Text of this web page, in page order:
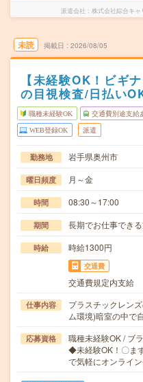
派遣会社 株式会社綜合キ
未読 掲載日 2026/08/05
【未経験OK！ビギ
の目視検査/日払い
職種未経験OK 交通費別途支給
WEB登録OK 派遣
勤務地 岩手県奥州市
曜日頻度 月～金
時間 08:30～17:00
期間 長期でお仕事でき
時給 時給1300円
交通費
交通費規定内支給
仕事内容
プラスチックレン
ム環境)暗室の中で
応募資格
職種未経験OK / ブ
◆未経験OK！〇ま
で気軽にオンライ